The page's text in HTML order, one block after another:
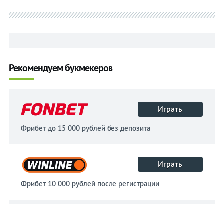
Рекомендуем букмекеров
Играть
Фрибет до 15 000 рублей без депозита
Играть
Фрибет 10 000 рублей после регистрации